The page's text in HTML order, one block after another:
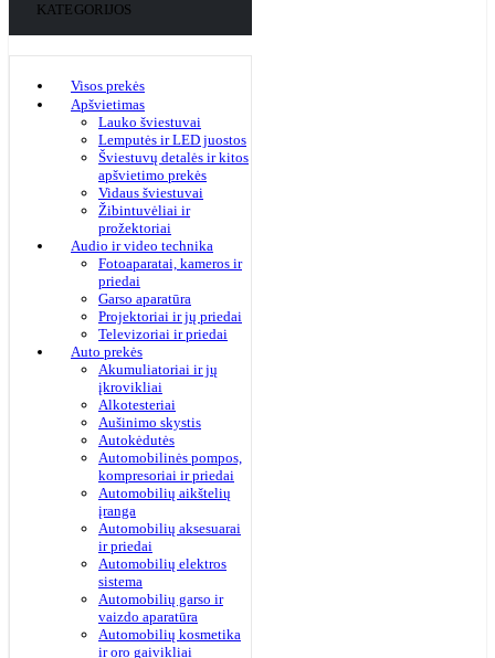
KATEGORIJOS
Visos prekės
Apšvietimas
Lauko šviestuvai
Lemputės ir LED juostos
Šviestuvų detalės ir kitos
apšvietimo prekės
Vidaus šviestuvai
Žibintuvėliai ir
prožektoriai
Audio ir video technika
Fotoaparatai, kameros ir
priedai
Garso aparatūra
Projektoriai ir jų priedai
Televizoriai ir priedai
Auto prekės
Akumuliatoriai ir jų
įkrovikliai
Alkotesteriai
Aušinimo skystis
Autokėdutės
Automobilinės pompos,
kompresoriai ir priedai
Automobilių aikštelių
įranga
Automobilių aksesuarai
ir priedai
Automobilių elektros
sistema
Automobilių garso ir
vaizdo aparatūra
Automobilių kosmetika
ir oro gaivikliai